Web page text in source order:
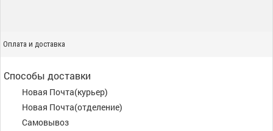
Оплата и доставка
Способы доставки
Новая Почта(курьер)
Новая Почта(отделение)
Самовывоз